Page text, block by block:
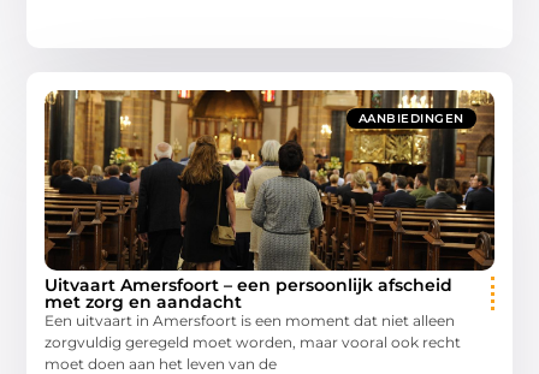
AANBIEDINGEN
Uitvaart Amersfoort – een persoonlijk afscheid
met zorg en aandacht
Een uitvaart in Amersfoort is een moment dat niet alleen
zorgvuldig geregeld moet worden, maar vooral ook recht
moet doen aan het leven van de